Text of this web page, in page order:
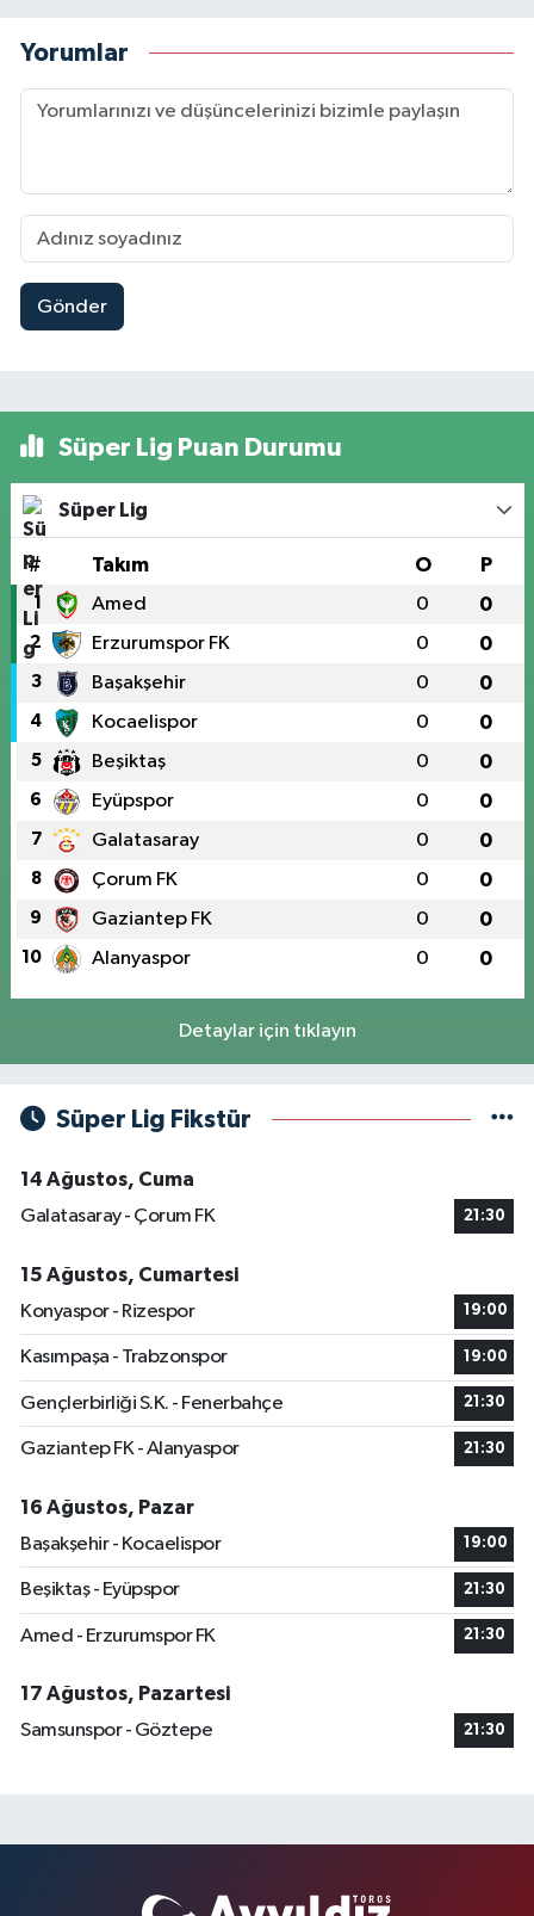
Yorumlar
Gönder
Süper Lig Puan Durumu
Süper Lig
# Takım O P
1 Amed 0 0
2 Erzurumspor FK 0 0
3 Başakşehir 0 0
4 Kocaelispor 0 0
5 Beşiktaş 0 0
6 Eyüpspor 0 0
7 Galatasaray 0 0
8 Çorum FK 0 0
9 Gaziantep FK 0 0
10 Alanyaspor 0 0
Detaylar için tıklayın
Süper Lig Fikstür
14 Ağustos, Cuma
Galatasaray - Çorum FK
21:30
15 Ağustos, Cumartesi
Konyaspor - Rizespor
19:00
Kasımpaşa - Trabzonspor 19:00
Gençlerbirliği S.K. - Fenerbahçe 21:30
Gaziantep FK - Alanyaspor 21:30
16 Ağustos, Pazar
Başakşehir - Kocaelispor
19:00
Beşiktaş - Eyüpspor 21:30
Amed - Erzurumspor FK 21:30
17 Ağustos, Pazartesi
Samsunspor - Göztepe
21:30